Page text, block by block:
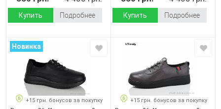
Купить Подробнее Купить Подробнее
Новинка
+15 грн. бонусов за покупку +15 грн. бонусов за покупку